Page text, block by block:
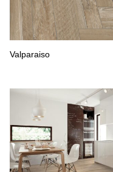
Valparaiso